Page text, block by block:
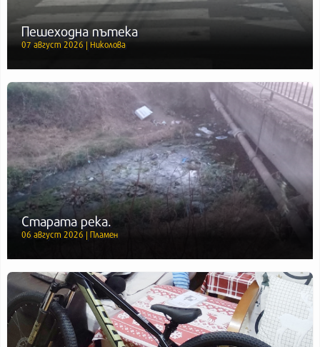
Пешеходна пътека
07 август 2026 | Николова
Старата река.
06 август 2026 | Пламен